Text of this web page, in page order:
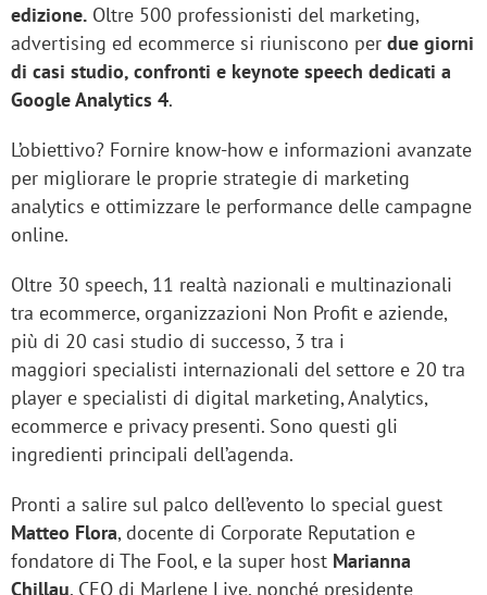
edizione. Oltre 500 professionisti del marketing,
advertising ed ecommerce si riuniscono per due giorni
di casi studio, confronti e keynote speech dedicati a
Google Analytics 4.
L’obiettivo? Fornire know-how e informazioni avanzate
per migliorare le proprie strategie di marketing
analytics e ottimizzare le performance delle campagne
online.
Oltre 30 speech, 11 realtà nazionali e multinazionali
tra ecommerce, organizzazioni Non Profit e aziende,
più di 20 casi studio di successo, 3 tra i
maggiori specialisti internazionali del settore e 20 tra
player e specialisti di digital marketing, Analytics,
ecommerce e privacy presenti. Sono questi gli
ingredienti principali dell’agenda.
Pronti a salire sul palco dell’evento lo special guest
Matteo Flora, docente di Corporate Reputation e
fondatore di The Fool, e la super host Marianna
Chillau, CEO di Marlene Live, nonché presidente